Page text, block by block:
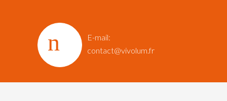
E-mail:
contact@vivolum.fr